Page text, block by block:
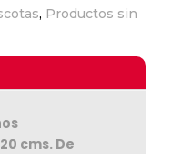
, Productos sin
cms. De